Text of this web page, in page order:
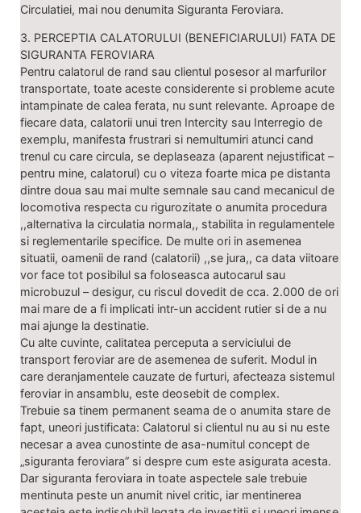
Circulatiei, mai nou denumita Siguranta Feroviara.
3. PERCEPTIA CALATORULUI (BENEFICIARULUI) FATA DE
SIGURANTA FEROVIARA
Pentru calatorul de rand sau clientul posesor al marfurilor
transportate, toate aceste considerente si probleme acute
intampinate de calea ferata, nu sunt relevante. Aproape de
fiecare data, calatorii unui tren Intercity sau Interregio de
exemplu, manifesta frustrari si nemultumiri atunci cand
trenul cu care circula, se deplaseaza (aparent nejustificat –
pentru mine, calatorul) cu o viteza foarte mica pe distanta
dintre doua sau mai multe semnale sau cand mecanicul de
locomotiva respecta cu rigurozitate o anumita procedura
,,alternativa la circulatia normala,, stabilita in regulamentele
si reglementarile specifice. De multe ori in asemenea
situatii, oamenii de rand (calatorii) ,,se jura,, ca data viitoare
vor face tot posibilul sa foloseasca autocarul sau
microbuzul – desigur, cu riscul dovedit de cca. 2.000 de ori
mai mare de a fi implicati intr-un accident rutier si de a nu
mai ajunge la destinatie.
Cu alte cuvinte, calitatea perceputa a serviciului de
transport feroviar are de asemenea de suferit. Modul in
care deranjamentele cauzate de furturi, afecteaza sistemul
feroviar in ansamblu, este deosebit de complex.
Trebuie sa tinem permanent seama de o anumita stare de
fapt, uneori justificata: Calatorul si clientul nu au si nu este
necesar a avea cunostinte de asa-numitul concept de
„siguranta feroviara” si despre cum este asigurata acesta.
Dar siguranta feroviara in toate aspectele sale trebuie
mentinuta peste un anumit nivel critic, iar mentinerea